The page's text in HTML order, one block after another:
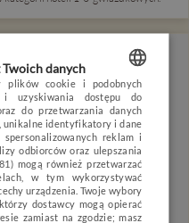
SPA
POLISH
ENGLISH
GERMAN
CZECH
danych
cookie i podobnych
i uzyskiwania dostępu do
do przetwarzania danych
unikalne identyfikatory i dane
reklam i
odbiorców oraz ulepszania
mogą również przetwarzać
w tym wykorzystywać
urządzenia. Twoje wybory
dostawcy mogą opierać
zamiast na zgodzie; masz